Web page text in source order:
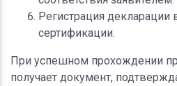
Регистрация декларации
сертификации.
При успешном прохождении
получает документ,